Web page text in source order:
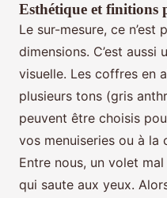
Esthétique et finitions
Le sur-mesure, ce n’est
dimensions. C’est aussi
visuelle. Les coffres en
plusieurs tons (gris
peuvent être choisis
vos menuiseries ou à la
Entre nous, un volet
qui saute aux yeux.